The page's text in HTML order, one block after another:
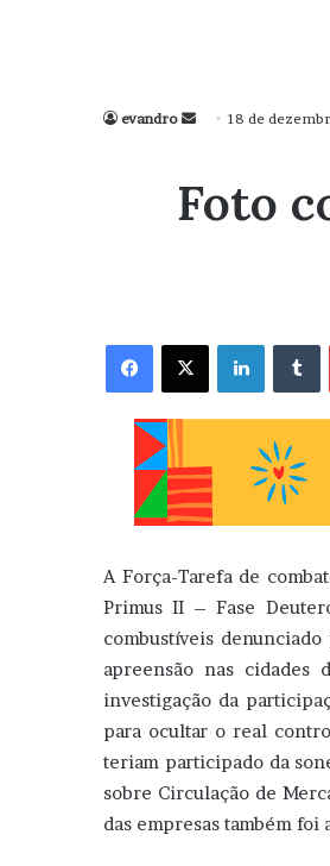
evandro
Mande
mail
18 de
Foto
Facebook X Linkedin
A Força-Tarefa de
Primus II – Fase
combustíveis
apreensão nas cidades
investigação da
para ocultar o real
teriam participado da
sobre Circulação de
das empresas também foi